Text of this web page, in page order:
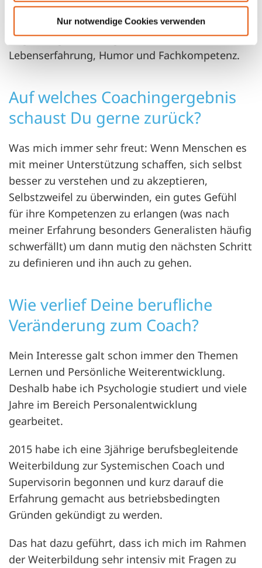
Nur notwendige Cookies verwenden
meine Coachees freuen auf individuelles
Arbeiten, eine strukturierte und empathische
Begleitung und eine gute Portion
Lebenserfahrung, Humor und Fachkompetenz.
Auf welches Coachingergebnis
schaust Du gerne zurück?
Was mich immer sehr freut: Wenn Menschen es
mit meiner Unterstützung schaffen, sich selbst
besser zu verstehen und zu akzeptieren,
Selbstzweifel zu überwinden, ein gutes Gefühl
für ihre Kompetenzen zu erlangen (was nach
meiner Erfahrung besonders Generalisten häufig
schwerfällt) um dann mutig den nächsten Schritt
zu definieren und ihn auch zu gehen.
Wie verlief Deine berufliche
Veränderung zum Coach?
Mein Interesse galt schon immer den Themen
Lernen und Persönliche Weiterentwicklung.
Deshalb habe ich Psychologie studiert und viele
Jahre im Bereich Personalentwicklung
gearbeitet.
2015 habe ich eine 3jährige berufsbegleitende
Weiterbildung zur Systemischen Coach und
Supervisorin begonnen und kurz darauf die
Erfahrung gemacht aus betriebsbedingten
Gründen gekündigt zu werden.
Das hat dazu geführt, dass ich mich im Rahmen
der Weiterbildung sehr intensiv mit Fragen zu